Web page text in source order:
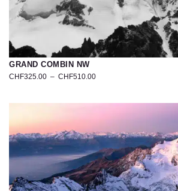
GRAND COMBIN NW
CHF325.00 – CHF510.00
du
Combin
–
Bourg-
Saint-
Pierre,
Suisse